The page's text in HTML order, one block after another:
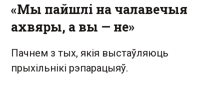
«Мы пайшлі на чалавечыя
ахвяры, а вы — не»
Пачнем з тых, якія выстаўляюць
прыхільнікі рэпарацыяў.